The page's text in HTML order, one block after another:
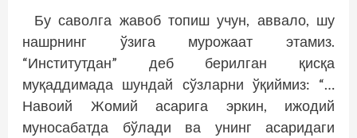
Бу саволга жавоб топиш учун, аввало, шу
нашрнинг ўзига мурожаат этамиз.
“Институтдан” деб берилган қисқа
муқаддимада шундай сўзларни ўқиймиз: “…
Навоий Жомий асарига эркин, ижодий
муносабатда бўлади ва унинг асаридаги